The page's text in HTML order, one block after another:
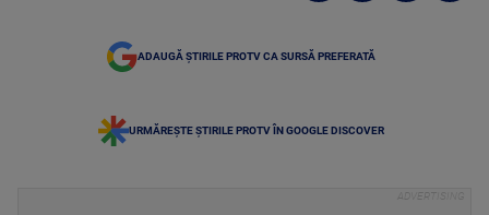
ADAUGĂ ȘTIRILE PROTV CA SURSĂ PREFERATĂ
URMĂREȘTE ȘTIRILE PROTV ÎN GOOGLE DISCOVER